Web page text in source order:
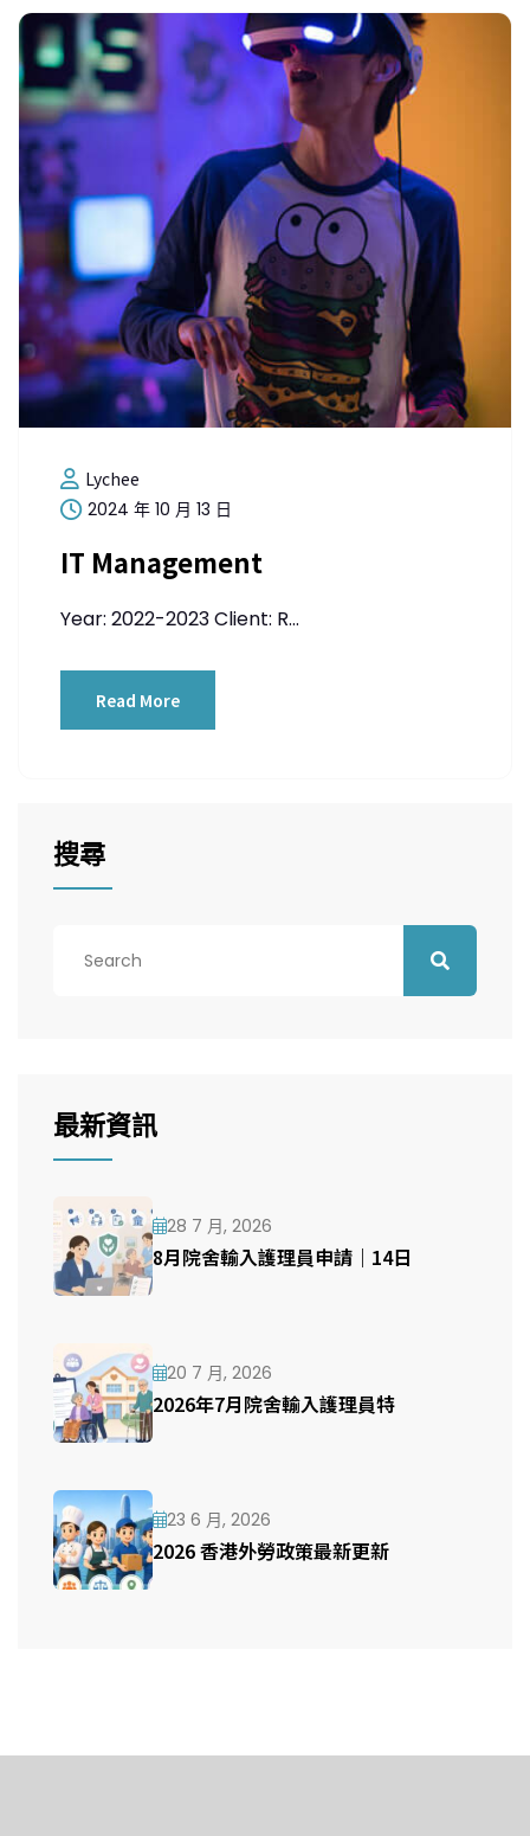
Lychee
2024 年 10 月 13 日
IT Management
Year: 2022-2023 Client: R...
Read More
搜尋
最新資訊
28 7 月, 2026
8月院舍輸入護理員申請｜14日
20 7 月, 2026
2026年7月院舍輸入護理員特
23 6 月, 2026
2026 香港外勞政策最新更新